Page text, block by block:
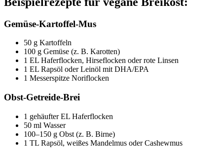
Gemüse-Kartoffel-Mus
50 g Kartoffeln
100 g Gemüse (z. B. Karotten)
1 EL Haferflocken, Hirseflocken oder rote Linsen
1 EL Rapsöl oder Leinöl mit DHA/EPA
1 Messerspitze Noriflocken
Obst-Getreide-Brei
1 gehäufter EL Haferflocken
50 ml Wasser
100–150 g Obst (z. B. Birne)
1 TL Rapsöl, weißes Mandelmus oder Cashewmus